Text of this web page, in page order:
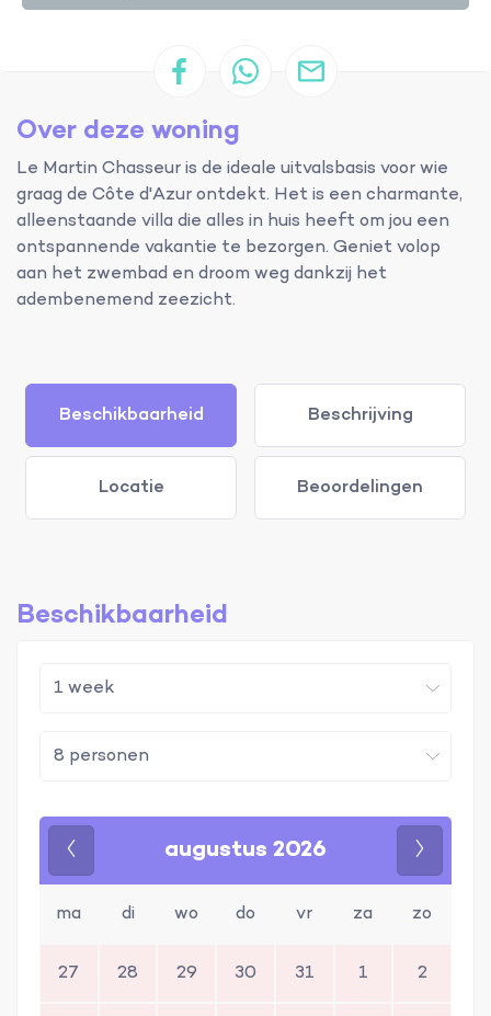
Over deze woning
Le Martin Chasseur is de ideale uitvalsbasis voor wie
graag de Côte d'Azur ontdekt. Het is een charmante,
alleenstaande villa die alles in huis heeft om jou een
ontspannende vakantie te bezorgen. Geniet volop
aan het zwembad en droom weg dankzij het
adembenemend zeezicht.
Beschikbaarheid Beschrijving
Locatie Beoordelingen
Beschikbaarheid
augustus 2026
ma di wo do vr za zo
27 28 29 30 31 1 2